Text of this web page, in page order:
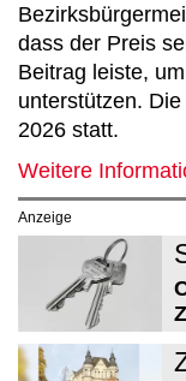
dass der Preis
Beitrag leiste,
unterstützen.
2026 statt.
Weitere
Anzeige